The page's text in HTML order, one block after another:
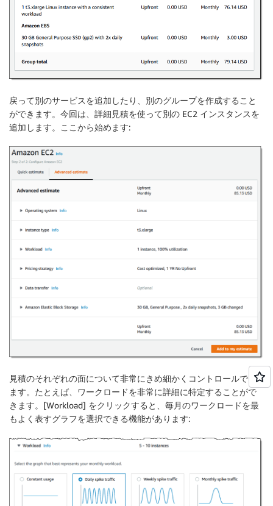
戻って別のサービスを追加したり、別のグループを作成すること
ができます。今回は、詳細見積を使って別の EC2 インスタンスを
追加します。ここから始めます:
見積のそれぞれの面について非常にきめ細かくコントロールでき
ます。たとえば、ワークロードを非常に詳細に特定することがで
きます。[Workload] をクリックすると、毎月のワークロードを最
もよく表すグラフを選択できる機能があります: